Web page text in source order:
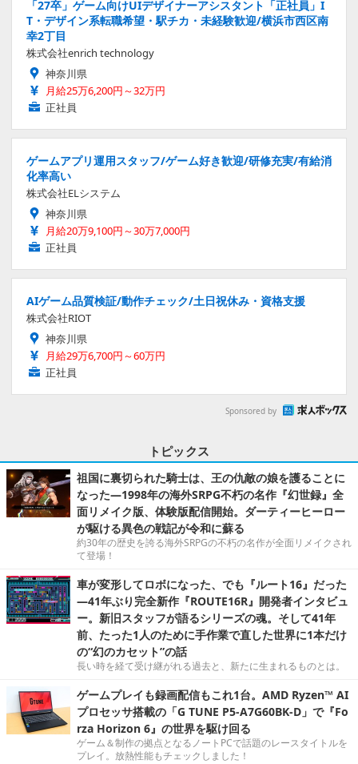
「27卒」ゲーム向けUIデザイナーアシスタント「正社員」I
T・デザイン系転職希望・駅チカ・未経験歓迎/横浜市西区南
幸2丁目
株式会社enrich technology
神奈川県
月給25万6,200円～32万円
正社員
ゲームアプリ運用スタッフ/ゲーム好き歓迎/研修充実/有給消
化率高い
株式会社ELシステム
神奈川県
月給20万9,100円～30万7,000円
正社員
AIゲーム品質検証/動作チェック/土日祝休み・資格支援
株式会社RIOT
神奈川県
月給29万6,700円～60万円
正社員
Sponsored by
トピックス
祖国に裏切られた騎士は、王の仇敵の娘を護ることに
なった―1998年の海外SRPG不朽の名作『幻世録』全
面リメイク版、体験版配信開始。ダーティーヒーロー
が駆ける異色の戦記が令和に蘇る
約30年の歴史を誇る海外SRPGの不朽の名作が全面リメイクされ
て登場！
車が変形してロボになった、でも『ルート16』だった
―41年ぶり完全新作『ROUTE16R』開発者インタビュ
ー。新旧スタッフが語るシリーズの魂。そして41年
前、たった1人のために手作業で直した世界に1本だけ
の“幻のカセット”の話
長い時を経て受け継がれる過去と、新たに生まれるものとは。
ゲームプレイも録画配信もこれ1台。AMD Ryzen™ AI
プロセッサ搭載の「G TUNE P5-A7G60BK-D」で『Fo
rza Horizon 6』の世界を駆け回る
ゲーム＆制作の拠点となるノートPCで話題のレースタイトルを
プレイ。放熱性能もチェックしました！